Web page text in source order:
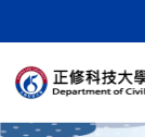
到
主
要
內